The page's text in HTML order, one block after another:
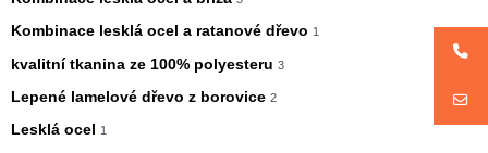
Kombinace lesklá ocel a ratanové dřevo 1
kvalitní tkanina ze 100% polyesteru 3
Lepené lamelové dřevo z borovice 2
Lesklá ocel 1